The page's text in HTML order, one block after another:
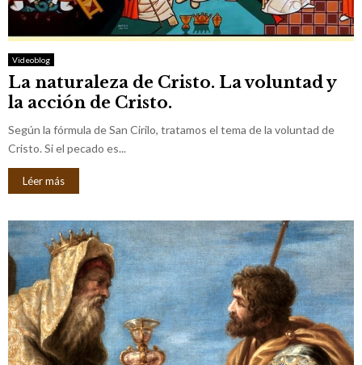
E
N
U
Videoblog
La naturaleza de Cristo. La voluntad y
la acción de Cristo.
Según la fórmula de San Cirilo, tratamos el tema de la voluntad de
Cristo. Si el pecado es...
Léer más